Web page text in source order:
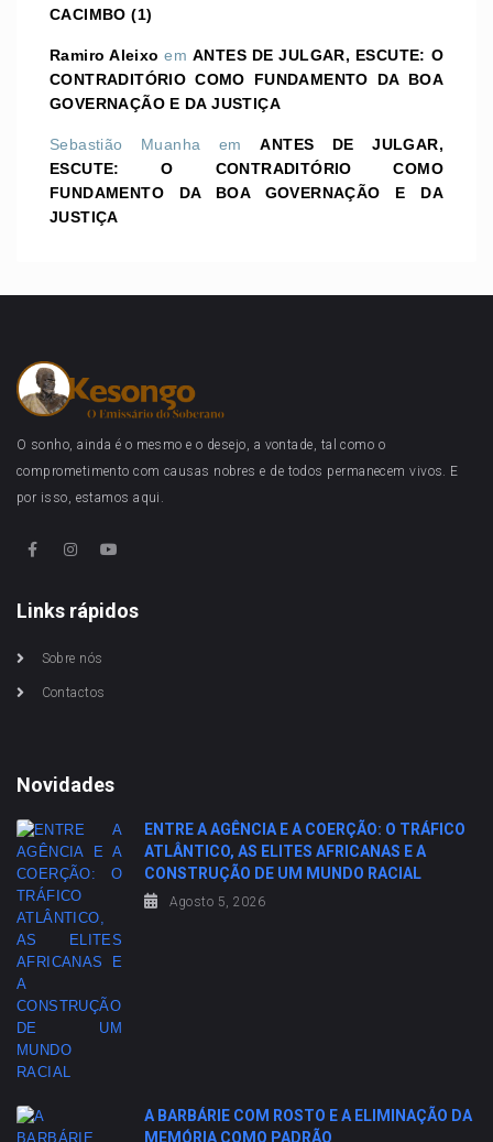
CACIMBO (1)
Ramiro Aleixo emANTES DE JULGAR, ESCUTE: O
CONTRADITÓRIO COMO FUNDAMENTO DA BOA
GOVERNAÇÃO E DA JUSTIÇA
Sebastião Muanha emANTES DE JULGAR,
ESCUTE: O CONTRADITÓRIO COMO
FUNDAMENTO DA BOA GOVERNAÇÃO E DA
JUSTIÇA
O sonho, ainda é o mesmo e o desejo, a vontade, tal como o
comprometimento com causas nobres e de todos permanecem vivos. E
por isso, estamos aqui.
Links rápidos
Sobre nós
Contactos
Novidades
ENTRE A AGÊNCIA E A COERÇÃO: O TRÁFICO
ATLÂNTICO, AS ELITES AFRICANAS E A
CONSTRUÇÃO DE UM MUNDO RACIAL
Agosto 5, 2026
A BARBÁRIE COM ROSTO E A ELIMINAÇÃO DA
MEMÓRIA COMO PADRÃO